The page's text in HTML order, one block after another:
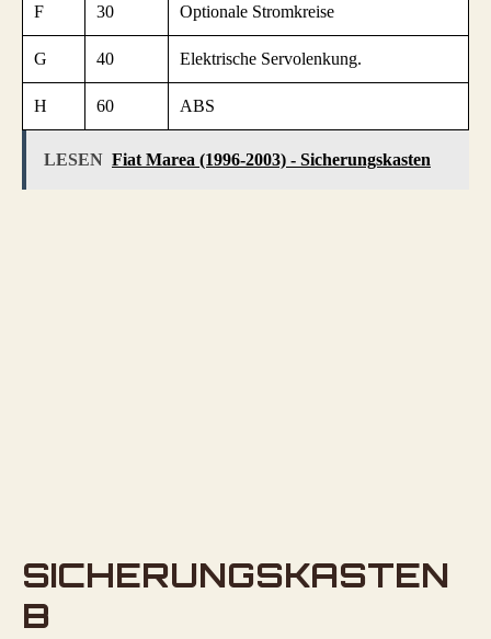
F 30 Optionale Stromkreise
G 40 Elektrische Servolenkung.
H 60 ABS
LESEN Fiat Marea (1996-2003) - Sicherungskasten
SICHERUNGSKASTEN
B